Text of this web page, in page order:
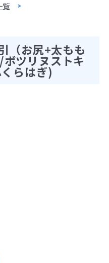
覧
（お尻+太もも
ツリヌストキ
らはぎ)